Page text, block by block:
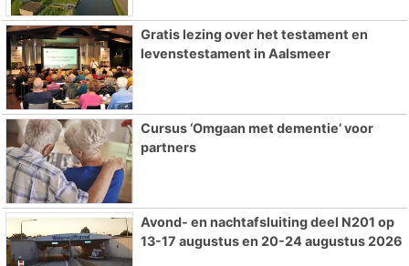
Gratis lezing over het testament en
levenstestament in Aalsmeer
Cursus ‘Omgaan met dementie’ voor
partners
Avond- en nachtafsluiting deel N201 op
13-17 augustus en 20-24 augustus 2026